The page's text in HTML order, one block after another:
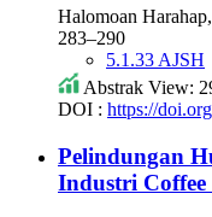
Halomoan
283–290
5.1.33 AJSH
Abstrak View:
DOI : https://
Pelindungan
Industri